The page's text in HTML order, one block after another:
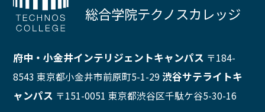
総合学院テクノスカレッジ
府中・小金井インテリジェントキャンパス 〒184-
8543 東京都小金井市前原町5-1-29 渋谷サテライトキ
ャンパス 〒151-0051 東京都渋谷区千駄ケ谷5-30-16